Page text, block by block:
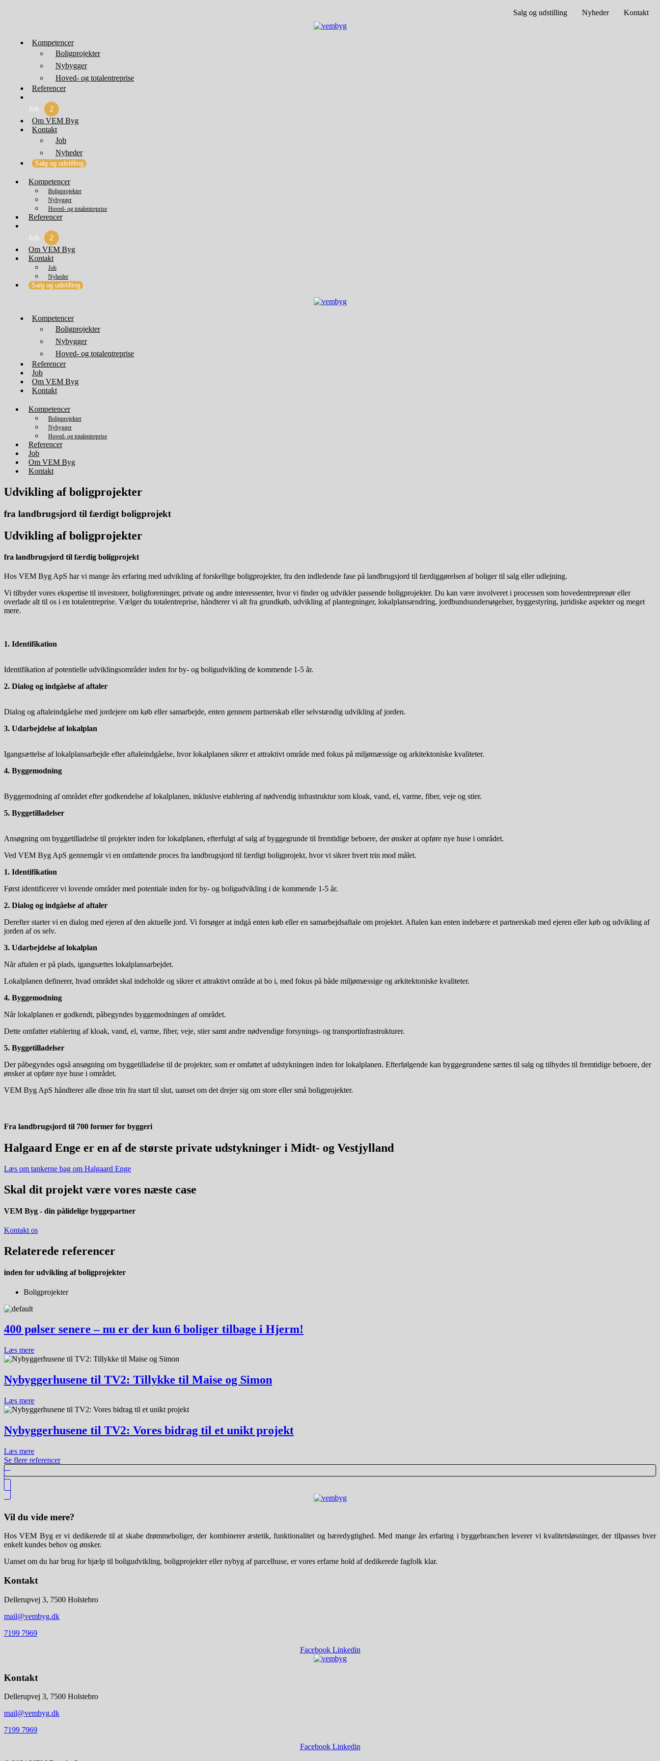
Salg og udstilling Nyheder Kontakt
Kompetencer
Boligprojekter
Nybygger
Hoved- og totalentreprise
Referencer
Job
2
Om VEM Byg
Kontakt
Job
Nyheder
Salg og udstilling
Kompetencer
Boligprojekter
Nybygger
Hoved- og totalentreprise
Referencer
Job
2
Om VEM Byg
Kontakt
Job
Nyheder
Salg og udstilling
Kompetencer
Boligprojekter
Nybygger
Hoved- og totalentreprise
Referencer
Job
Om VEM Byg
Kontakt
Kompetencer
Boligprojekter
Nybygger
Hoved- og totalentreprise
Referencer
Job
Om VEM Byg
Kontakt
Udvikling afboligprojekter
fra landbrugsjord til færdigt boligprojekt
Udvikling af boligprojekter
fra landbrugsjord til færdig boligprojekt
Hos VEM Byg ApS har vi mange års erfaring med udvikling af forskellige boligprojekter, fra den indledende fase på landbrugsjord til færdiggørelsen af boliger til salg eller udlejning.
Vi tilbyder vores ekspertise til investorer, boligforeninger, private og andre interessenter, hvor vi finder og udvikler passende boligprojekter. Du kan være involveret i processen som hovedentreprenør eller
overlade alt til os i en totalentreprise. Vælger du totalentreprise, håndterer vi alt fra grundkøb, udvikling af plantegninger, lokalplansændring, jordbundsundersøgelser, byggestyring, juridiske aspekter og meget
mere.
1. Identifikation
Identifikation af potentielle udviklingsområder inden for by- og boligudvikling de kommende 1-5 år.
2. Dialog og indgåelse af aftaler
Dialog og aftaleindgåelse med jordejere om køb eller samarbejde, enten gennem partnerskab eller selvstændig udvikling af jorden.
3. Udarbejdelse af lokalplan
Igangsættelse af lokalplansarbejde efter aftaleindgåelse, hvor lokalplanen sikrer et attraktivt område med fokus på miljømæssige og arkitektoniske kvaliteter.
4. Byggemodning
Byggemodning af området efter godkendelse af lokalplanen, inklusive etablering af nødvendig infrastruktur som kloak, vand, el, varme, fiber, veje og stier.
5. Byggetilladelser
Ansøgning om byggetilladelse til projekter inden for lokalplanen, efterfulgt af salg af byggegrunde til fremtidige beboere, der ønsker at opføre nye huse i området.
Ved VEM Byg ApS gennemgår vi en omfattende proces fra landbrugsjord til færdigt boligprojekt, hvor vi sikrer hvert trin mod målet.
1. Identifikation
Først identificerer vi lovende områder med potentiale inden for by- og boligudvikling i de kommende 1-5 år.
2. Dialog og indgåelse af aftaler
Derefter starter vi en dialog med ejeren af den aktuelle jord. Vi forsøger at indgå enten køb eller en samarbejdsaftale om projektet. Aftalen kan enten indebære et partnerskab med ejeren eller køb og udvikling af
jorden af os selv.
3. Udarbejdelse af lokalplan
Når aftalen er på plads, igangsættes lokalplansarbejdet.
Lokalplanen definerer, hvad området skal indeholde og sikrer et attraktivt område at bo i, med fokus på både miljømæssige og arkitektoniske kvaliteter.
4. Byggemodning
Når lokalplanen er godkendt, påbegyndes byggemodningen af området.
Dette omfatter etablering af kloak, vand, el, varme, fiber, veje, stier samt andre nødvendige forsynings- og transportinfrastrukturer.
5. Byggetilladelser
Der påbegyndes også ansøgning om byggetilladelse til de projekter, som er omfattet af udstykningen inden for lokalplanen. Efterfølgende kan byggegrundene sættes til salg og tilbydes til fremtidige beboere, der
ønsker at opføre nye huse i området.
VEM Byg ApS håndterer alle disse trin fra start til slut, uanset om det drejer sig om store eller små boligprojekter.
Fra landbrugsjord til 700 former for byggeri
Halgaard Enge er en af de største private udstykninger i Midt- og Vestjylland
Læs om tankerne bag om Halgaard Enge
Skal dit projekt være vores næste case
VEM Byg - din pålidelige byggepartner
Kontakt os
Relaterede referencer
inden for udvikling afboligprojekter
Boligprojekter
400 pølser senere – nu er der kun 6 boliger tilbage i Hjerm!
Læs mere
Nybyggerhusene til TV2: Tillykke til Maise og Simon
Læs mere
Nybyggerhusene til TV2: Vores bidrag til et unikt projekt
Læs mere
Se flere referencer
Vil du vide mere?
Hos VEM Byg er vi dedikerede til at skabe drømmeboliger, der kombinerer æstetik, funktionalitet og bæredygtighed. Med mange års erfaring i byggebranchen leverer vi kvalitetsløsninger, der tilpasses hver
enkelt kundes behov og ønsker.
Uanset om du har brug for hjælp til boligudvikling, boligprojekter eller nybyg af parcelhuse, er vores erfarne hold af dedikerede fagfolk klar.
Kontakt
Dellerupvej 3, 7500 Holstebro
mail@vembyg.dk
7199 7969
Facebook Linkedin
Kontakt
Dellerupvej 3, 7500 Holstebro
mail@vembyg.dk
7199 7969
Facebook Linkedin